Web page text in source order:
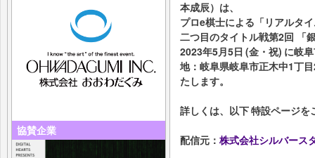
協賛企業
本成辰）は、
プロe棋士による「リアルタ
二つ目のタイトル戦第2回 「
2023年5月5日 (金・祝) に岐
地：岐阜県岐阜市正木中1丁
たします。
詳しくは、以下 特設ページを
配信元： 株式会社シルバース